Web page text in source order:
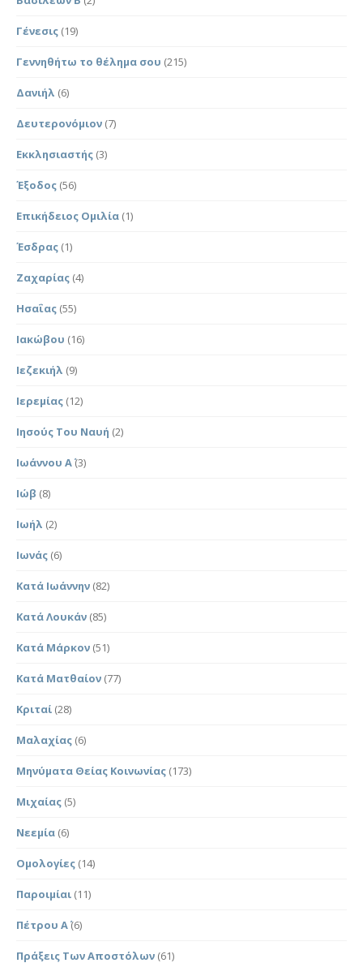
Γένεσις (19)
Γεννηθήτω το θέλημα σου (215)
Δανιήλ (6)
Δευτερονόμιον (7)
Εκκλησιαστής (3)
Έξοδος (56)
Επικήδειος Ομιλία (1)
Έσδρας (1)
Ζαχαρίας (4)
Ησαΐας (55)
Ιακώβου (16)
Ιεζεκιήλ (9)
Ιερεμίας (12)
Ιησούς Του Ναυή (2)
Ιωάννου Α΄(3)
Ιώβ (8)
Ιωήλ (2)
Ιωνάς (6)
Κατά Ιωάννην (82)
Κατά Λουκάν (85)
Κατά Μάρκον (51)
Κατά Ματθαίον (77)
Κριταί (28)
Μαλαχίας (6)
Μηνύματα Θείας Κοινωνίας (173)
Μιχαίας (5)
Νεεμία (6)
Ομολογίες (14)
Παροιμίαι (11)
Πέτρου Α΄(6)
Πράξεις Των Αποστόλων (61)